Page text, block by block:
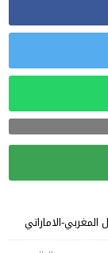
الاماراتي